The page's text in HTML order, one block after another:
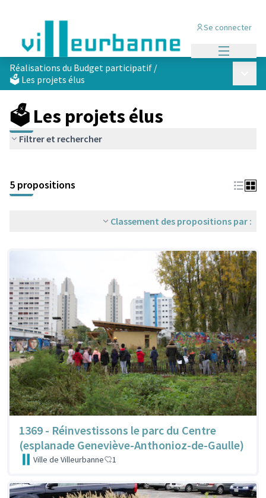
Se connecter
Réalisations du Budget participatif /
🗳️ Les projets élus
🗳️ Les projets élus
Filtrer et rechercher
+
−
5 propositions
Classement des propositions par :
1369 - Réinvestissons le parc du Centre
(esplanade Geneviève-Anthonioz-de-Gaulle)
Ville de Villeurbanne 1